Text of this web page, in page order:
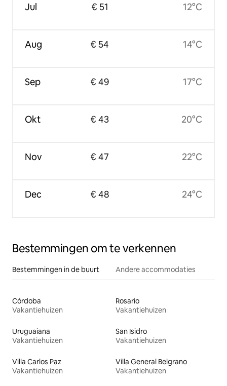
Jul
Aug
Sep
Okt
Nov
Dec
€ 51
€ 54
€ 49
€ 43
€ 47
€ 48
12°C
14°C
17°C
20°C
22°C
24°C
Bestemmingen om te verkennen
Bestemmingen in de buurt Andere accommodaties
Córdoba
Vakantiehuizen
Rosario
Vakantiehuizen
Uruguaiana
Vakantiehuizen
San Isidro
Vakantiehuizen
Villa Carlos Paz
Vakantiehuizen
Villa General Belgrano
Vakantiehuizen